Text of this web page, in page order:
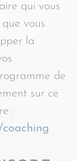
qui vous
vous
la
de
sur ce
: